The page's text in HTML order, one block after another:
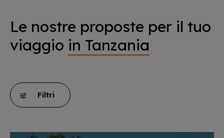
Le nostre proposte per il tuo
viaggio in Tanzania
Filtri